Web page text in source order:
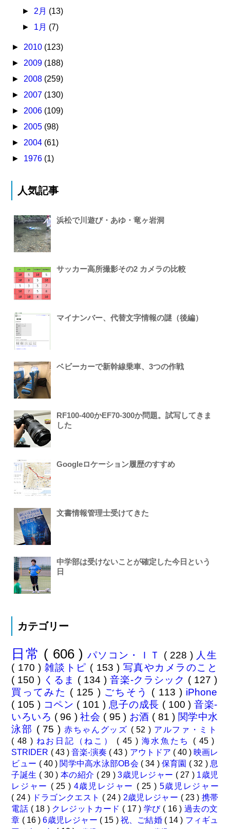
► 2月 (13)
► 1月 (7)
► 2010 (123)
► 2009 (188)
► 2008 (259)
► 2007 (130)
► 2006 (109)
► 2005 (98)
► 2004 (61)
► 1976 (1)
人気記事
浜松で川遊び・あゆ・竜ヶ岩洞
サッカー高所撮影その2 カメラの比較
マイナンバー、代替文字情報の謎（後編）
ベビーカーで新幹線乗車、3つの作戦
RF100-400かEF70-300か問題。試写してきま
した
Googleロケーション履歴のすすめ
文書情報管理士受けてきた
中学部は受けないことが確定した今日という
日
カテゴリー
日常 ( 606 )パソコン・ＩＴ ( 228 ) 人生
( 170 ) 雑談トピ ( 153 ) 写真やカメラのこと
( 150 ) くるま ( 134 ) 音楽-クラシック ( 127 )
買ってみた ( 125 ) ごちそう ( 113 ) iPhone
( 105 ) コペン ( 101 ) 息子の成長 ( 100 )音楽-
いろいろ ( 96 )社会 ( 95 ) お酒 ( 81 ) 関学中水
泳部 ( 75 ) 赤ちゃんグッズ ( 52 ) アルファ・ミト
( 48 ) ねお日記（ねこ） ( 45 ) 海水魚たち ( 45 )
STRIDER ( 43 ) 音楽-演奏 ( 43 ) アウトドア ( 40 ) 映画レ
ビュー ( 40 ) 関学中高水泳部OB会 ( 34 ) 保育園 ( 32 ) 息
子誕生 ( 30 ) 本の紹介 ( 29 )3歳児レジャー ( 27 ) 1歳児
レジャー ( 25 ) 4歳児レジャー ( 25 ) 5歳児レジャー
( 24 ) ドラゴンクエスト ( 24 ) 2歳児レジャー ( 23 ) 携帯
電話 ( 18 ) クレジットカード ( 17 ) 学び ( 16 ) 過去の文
章 ( 16 )6歳児レジャー ( 15 ) 祝、ご結婚 ( 14 ) フィギュ